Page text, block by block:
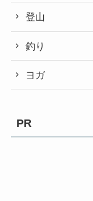
登山
釣り
ヨガ
PR